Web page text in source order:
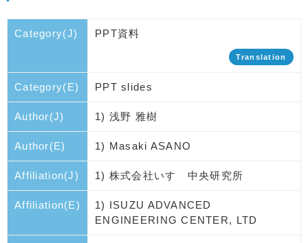
Category(J) PPT資料
Translation
Category(E) PPT slides
Author(J) 1) 浅野 雅樹
Author(E) 1) Masaki ASANO
Affiliation(J) 1) 株式会社いすゞ中央研究所
Affiliation(E)
1) ISUZU ADVANCED
ENGINEERING CENTER, LTD